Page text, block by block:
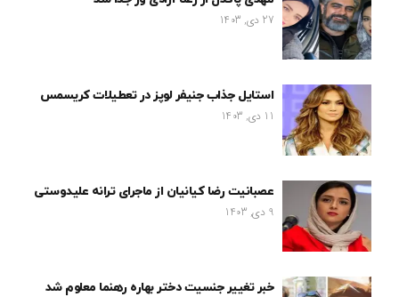
27 دی, 1403
استایل جذاب جنیفر لوپز در تعطیلات کریسمس
11 دی, 1403
عصبانیت رضا کیانیان از ماجرای ترانه علیدوستی
9 دی, 1403
خبر تغییر جنسیت دختر بهاره رهنما معلوم شد